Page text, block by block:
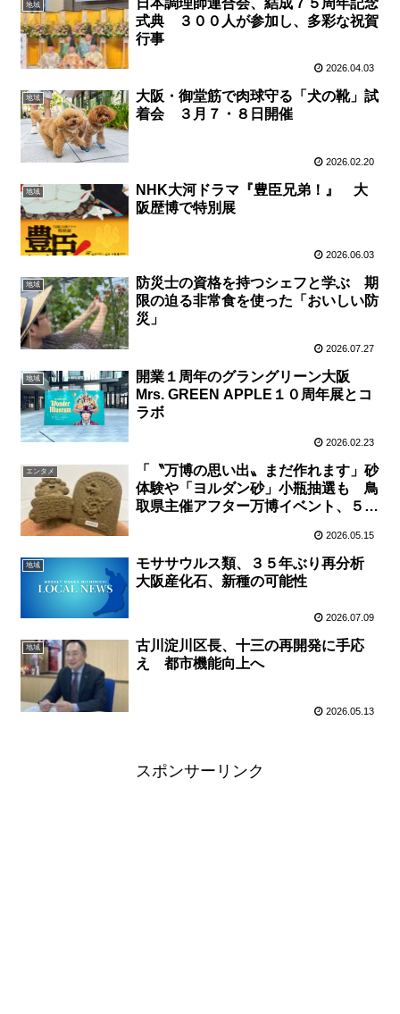
地域
式典 ３００人が参加し、多彩な祝賀
行事
2026.04.03
地域
大阪・御堂筋で肉球守る「犬の靴」試
着会 ３月７・８日開催
2026.02.20
地域
NHK大河ドラマ『豊臣兄弟！』 大
阪歴博で特別展
2026.06.03
地域
防災士の資格を持つシェフと学ぶ 期
限の迫る非常食を使った「おいしい防
災」
2026.07.27
地域
開業１周年のグラングリーン大阪
Mrs. GREEN APPLE１０周年展とコ
ラボ
2026.02.23
エンタメ
「〝万博の思い出〟まだ作れます」砂
体験や「ヨルダン砂」小瓶抽選も 鳥
取県主催アフター万博イベント、５月
2026.05.15
地域
モササウルス類、３５年ぶり再分析
大阪産化石、新種の可能性
2026.07.09
地域
古川淀川区長、十三の再開発に手応
え 都市機能向上へ
2026.05.13
スポンサーリンク